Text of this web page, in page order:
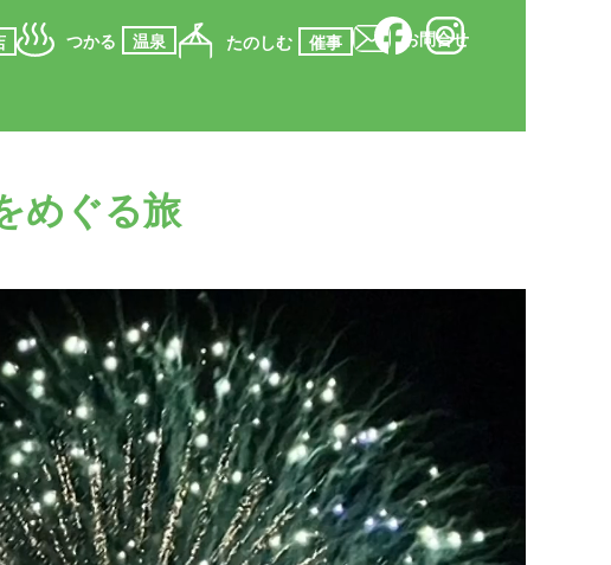
つかる 温泉 たのしむ 催事 お問合せ
めぐる旅